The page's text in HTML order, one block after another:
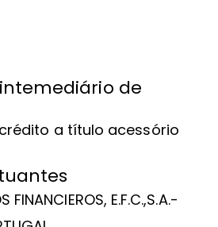
de
a título acessório
FINANCIEROS, E.F.C.,S.A.-